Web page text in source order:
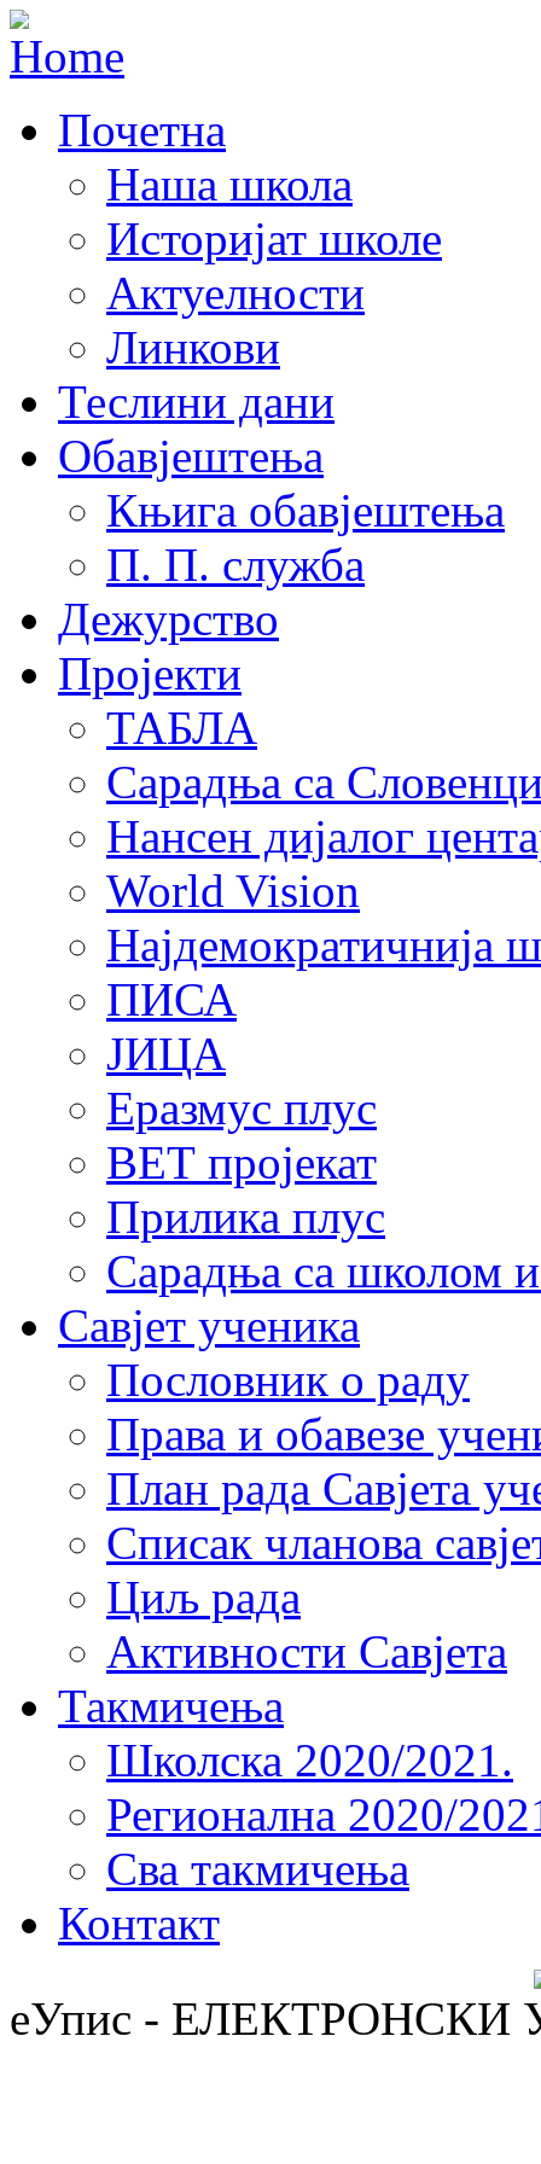
Почетна
Наша школа
Историјат школе
Актуелности
Линкови
Теслини дани
Обавјештења
Књига обавјештења
П. П. служба
Дежурство
Пројекти
ТАБЛА
Сарадња са
Нансен дијалог
World Vision
Најдемократичнија
ПИСА
ЈИЦА
Еразмус плус
ВЕТ пројекат
Прилика плус
Сарадња са школом
Савјет ученика
Пословник о раду
Права и обавезе
План рада Савјета
Списак чланова
Циљ рада
Активности Савјета
Такмичења
Школска 2020/2021.
Регионална 2020/
Сва такмичења
Контакт
еУпис - ЕЛЕКТРОНСКИ